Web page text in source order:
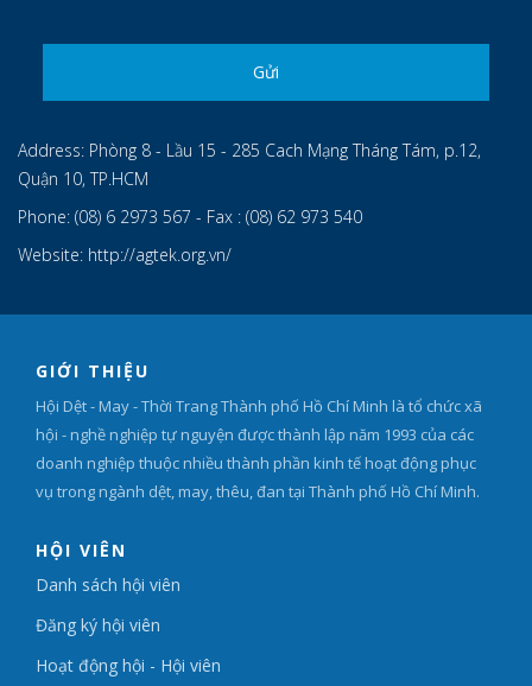
Address: Phòng 8 - Lầu 15 - 285 Cach Mạng Tháng Tám, p.12,
Quận 10, TP.HCM
Phone: (08) 6 2973 567 - Fax : (08) 62 973 540
Website: http://agtek.org.vn/
GIỚI THIỆU
Hội Dệt - May - Thời Trang Thành phố Hồ Chí Minh là tổ chức xã
hội - nghề nghiệp tự nguyện được thành lập năm 1993 của các
doanh nghiệp thuộc nhiều thành phần kinh tế hoạt động phục
vụ trong ngành dệt, may, thêu, đan tại Thành phố Hồ Chí Minh.
HỘI VIÊN
Danh sách hội viên
Đăng ký hội viên
Hoạt động hội - Hội viên